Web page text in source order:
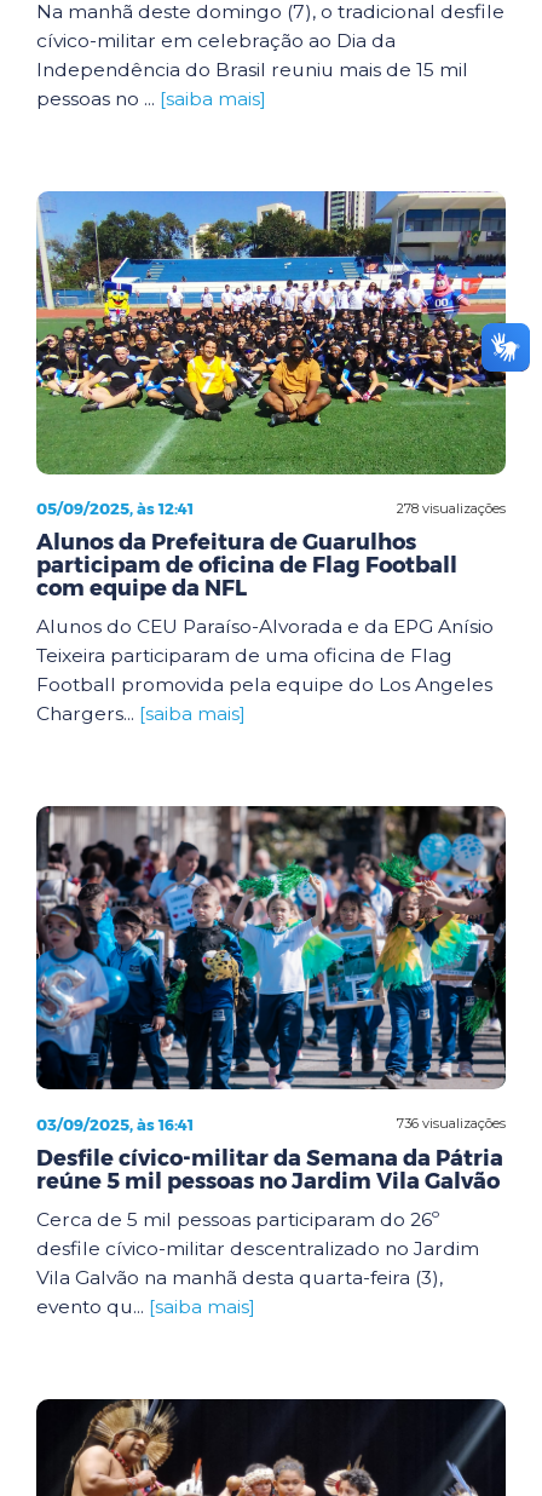
Na manhã deste domingo (7), o tradicional desfile
cívico-militar em celebração ao Dia da
Independência do Brasil reuniu mais de 15 mil
pessoas no ... [saiba mais]
278 visualizações
05/09/2025, às 12:41
Alunos da Prefeitura de Guarulhos
participam de oficina de Flag Football
com equipe da NFL
Alunos do CEU Paraíso-Alvorada e da EPG Anísio
Teixeira participaram de uma oficina de Flag
Football promovida pela equipe do Los Angeles
Chargers... [saiba mais]
736 visualizações
03/09/2025, às 16:41
Desfile cívico-militar da Semana da Pátria
reúne 5 mil pessoas no Jardim Vila Galvão
Cerca de 5 mil pessoas participaram do 26º
desfile cívico-militar descentralizado no Jardim
Vila Galvão na manhã desta quarta-feira (3),
evento qu... [saiba mais]